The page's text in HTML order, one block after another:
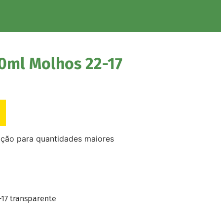
Molhos 22-17
para quantidades maiores
17 transparente